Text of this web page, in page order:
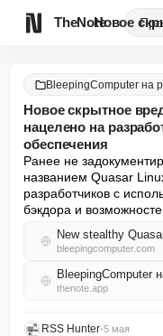
TheNote
BleepingComputer на
Новое скрытное
нацелено на
обеспечения
Ранее не
названием Quasar
разработчиков с
бэкдора и
bleepingcomputer.com
BleepingComputer
thenote.app
RSS Hunter•5 мая